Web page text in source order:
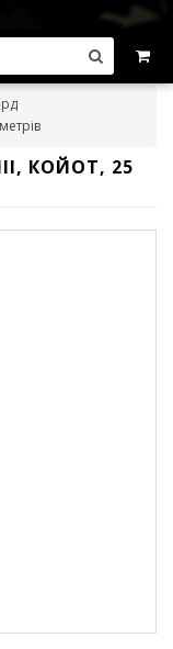
III, КОЙОТ, 25